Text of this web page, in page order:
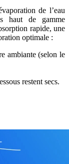
de l’eau
haut de gamme
rapide, une
optimale :
ambiante (selon le
restent secs.